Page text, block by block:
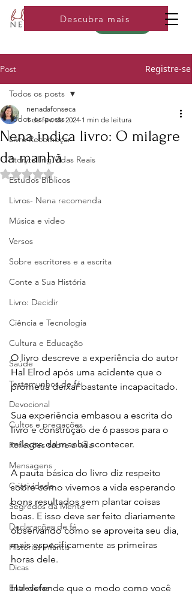
Loja
Descubra mais
Post Registre-se
Todos os posts
Livro Recomeçar
Storytelling Vidas Reais
Estudos Bíblicos
Livros- Nena recomenda
Música e video
Versos
Sobre escritores e a escrita
Conte a Sua História
Livro: Decidir
Ciência e Tecnologia
Cultura e Educação
Saúde
Testemunhos de fé
Devocional
Cultos e pregações
Reflexões sobre a vida
Mensagens
Criatividade
Segredos da Mente
Declarações de fé
Histórias infantis
Dicas
Entrevistas
Todos os posts
Nena indica livro: O milagre
da manhã
nenadafonseca
1 de fev. de 2024 1 min de leitura
Avaliado com NaN de 5 estrelas.
O livro descreve a experiência do autor
Hal Elrod após uma acidente que o
prometia deixar bastante incapacitado.
Sua experiência embasou a escrita do
livro e construção de 6 passos para o
milagre da manhã acontecer.
A pauta básica do livro diz respeito
sobre como vivemos a vida esperando
bons resultados sem plantar coisas
boas. E isso deve ser feito diariamente
observando como se aproveita seu dia,
mais especificamente as primeiras
horas dele.
Hal defende que o modo como você